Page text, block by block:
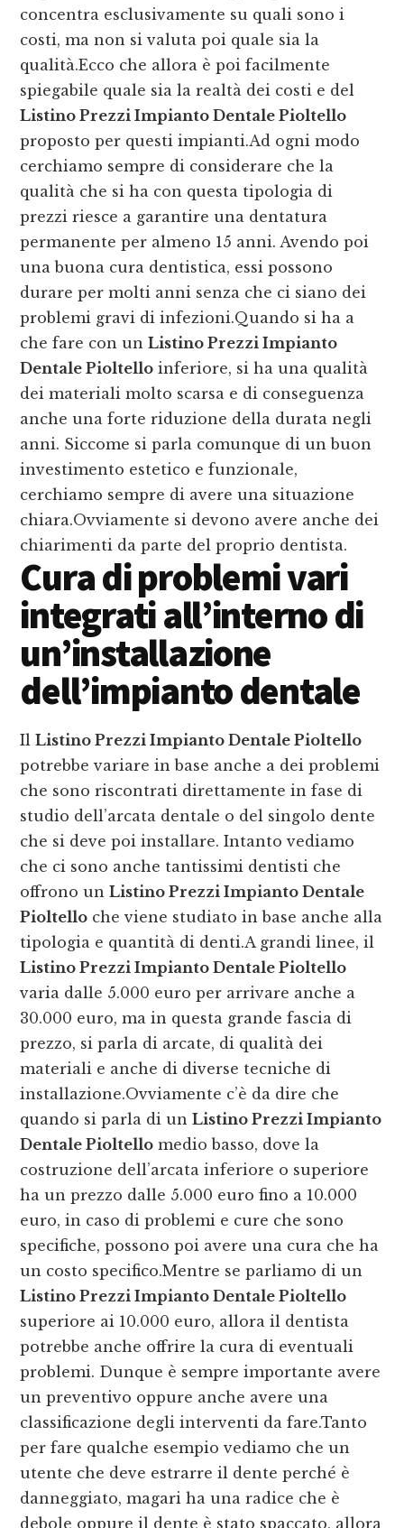
concentra esclusivamente su quali sono i
costi, ma non si valuta poi quale sia la
qualità.Ecco che allora è poi facilmente
spiegabile quale sia la realtà dei costi e del
Listino Prezzi Impianto Dentale Pioltello
proposto per questi impianti.Ad ogni modo
cerchiamo sempre di considerare che la
qualità che si ha con questa tipologia di
prezzi riesce a garantire una dentatura
permanente per almeno 15 anni. Avendo poi
una buona cura dentistica, essi possono
durare per molti anni senza che ci siano dei
problemi gravi di infezioni.Quando si ha a
che fare con unListino Prezzi Impianto
Dentale Pioltello inferiore, si ha una qualità
dei materiali molto scarsa e di conseguenza
anche una forte riduzione della durata negli
anni. Siccome si parla comunque di un buon
investimento estetico e funzionale,
cerchiamo sempre di avere una situazione
chiara.Ovviamente si devono avere anche dei
chiarimenti da parte del proprio dentista.
Cura di problemi vari
integrati all’interno di
un’installazione
dell’impianto dentale
IlListino Prezzi Impianto Dentale Pioltello
potrebbe variare in base anche a dei problemi
che sono riscontrati direttamente in fase di
studio dell’arcata dentale o del singolo dente
che si deve poi installare. Intanto vediamo
che ci sono anche tantissimi dentisti che
offrono unListino Prezzi Impianto Dentale
Pioltello che viene studiato in base anche alla
tipologia e quantità di denti.A grandi linee, il
Listino Prezzi Impianto Dentale Pioltello
varia dalle 5.000 euro per arrivare anche a
30.000 euro, ma in questa grande fascia di
prezzo, si parla di arcate, di qualità dei
materiali e anche di diverse tecniche di
installazione.Ovviamente c’è da dire che
quando si parla di unListino Prezzi Impianto
Dentale Pioltello medio basso, dove la
costruzione dell’arcata inferiore o superiore
ha un prezzo dalle 5.000 euro fino a 10.000
euro, in caso di problemi e cure che sono
specifiche, possono poi avere una cura che ha
un costo specifico.Mentre se parliamo di un
Listino Prezzi Impianto Dentale Pioltello
superiore ai 10.000 euro, allora il dentista
potrebbe anche offrire la cura di eventuali
problemi. Dunque è sempre importante avere
un preventivo oppure anche avere una
classificazione degli interventi da fare.Tanto
per fare qualche esempio vediamo che un
utente che deve estrarre il dente perché è
danneggiato, magari ha una radice che è
debole oppure il dente è stato spaccato, allora